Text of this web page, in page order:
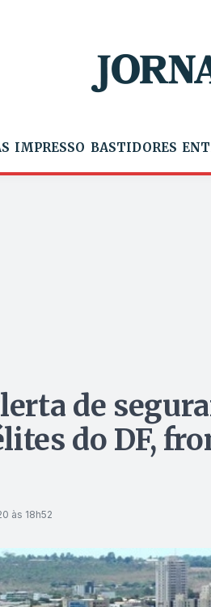
IMPRESSO BASTIDORES
de
do DF,
às 18h52